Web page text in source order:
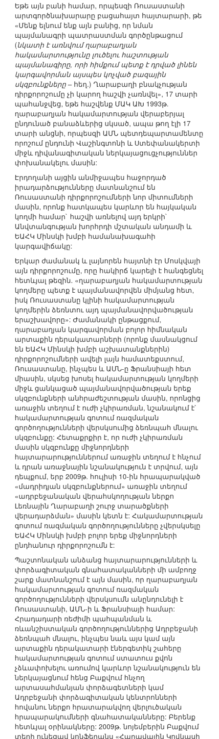
Եթե այն բանի համար, որպեսզի Ռուսաստանի
արտգործնախարարը բացահայտ հայտարարի, թե
«Մենք ելնում ենք այն բանից, որ նման
պայմանագրի պատրաստման գործընթացում
(նկատի է առնվում ղարաբաղյան
հակամարտությունը լուծելու հաշտության
պայմանագիրը, որի հիմքում պետք է դրված լինեն
կարգավորման այսպես կոչված բազային
սկզբունքները – հեղ.) Ղարաբաղի բնակչության
դիրքորոշումը չի կարող հաշվի չառնվել», 17 տարի
պահանջվեց, եթե հաշվենք ՄԱԿ ԱԽ 1993թ.
ղարաբաղյան հակամարտության վերաբերյալ
ընդունած բանաձևերից սկսած, ապա թող էլի 17
տարի անցնի, որպեսզի ԱՄՆ պետդեպարտամենտը
որոշում ընդունի Վաշինգտոնի և Ստեփանակերտի
միջև դիվանագիտական ներկայացուցչություններ
փոխանակելու մասին:
Էրդողանի այցին անմիջապես հաջորդած
իրադարձությունները մատնանշում են
Ռուսաստանի դիրքորոշումների նոր միտումների
մասին, որոնք հատկապես կարևոր են հայկական
կողմի համար` հաշվի առնելով այդ երկրի`
Անվտանգության խորհրդի մշտական անդամի և
ԵԱՀԿ Մինսկի խմբի համանախագահի
կարգավիճակը:
Երկար ժամանակ և լայնորեն հայտնի էր Մոսկվայի
այն դիրքորոշումը, որը հակիրճ կարելի է հանգեցնել
հետևյալ թեզին. «ղարաբաղյան հակամարտության
կողմերը պետք է պայմանավորվեն միմյանց հետ,
իսկ Ռուսաստանը կլինի հակամարտության
կողմերին ձեռնտու այդ պայմանավորվածության
երաշխավորը»: Ժամանակի ընթացքում,
ղարաբաղյան կարգավորման բոլոր հիմնական
արտաքին դերակատարների (որոնք մասնակցում
են ԵԱՀԿ Մինսկի խմբի աշխատանքներին)
դիրքորոշումների ավելի լայն համատեքստում,
Ռուսաստանը, ինչպես և ԱՄՆ-ը Ֆրանսիայի հետ
միասին, սկսեց խոսել հակամարտության կողմերի
միջև ցանկացած պայմանավորվածության երեք
սկզբունքների անհրաժեշտության մասին, որոնցից
առաջին տեղում է ուժի չկիրառման, նշանակում է`
հակամարտության գոտում ռազմական
գործողությունների վերսկսումից ձեռնպահ մնալու
սկզբունքը: Հետաքրքիր է, որ ուժի չկիրառման
մասին սկզբունքը միջնորդների
հայտարարություններում առաջին տեղում է հնչում
և դրան առաջնային նշանակություն է տրվում, այն
դեպքում, երբ 2009թ. հուլիսի 10-ին հրապարակված
«մադրիդյան սկզբունքներում» առաջին տեղում
«ադրբեջանական վերահսկողության ներքո
Լեռնային Ղարաբաղի շուրջ տարածքների
վերադարձման» մասին կետն է: Հակամարտության
գոտում ռազմական գործողությունները չվերսկսելը
ԵԱՀԿ Մինսկի խմբի բոլոր երեք միջնորդների
ընդհանուր դիրքորոշումն է:
Պաշտոնական անձանց հայտարարությունների և
փորձագիտական գնահատականների մի ամբողջ
շարք մատնանշում է այն մասին, որ ղարաբաղյան
հակամարտության գոտում ռազմական
գործողությունների վերսկսումն անընդունելի է
Ռուսաստանի, ԱՄՆ-ի և Ֆրանսիայի համար:
Հրադադարի ռեժիմի պահպանման և
ռևանշիստական գործողություններից Ադրբեջանի
ձեռնպահ մնալու, ինչպես նաև այս կամ այն
արտաքին դերակատարի էներգետիկ շահերը
հակամարտության գոտում ստատուս քվոն
չձևափոխելու առումով կարևոր նշանակություն են
ներկայացնում հենց Բաքվում հնչող
արտասահմանյան փորձագետների կամ
Ադրբեջանի փորձագիտական կենտրոնների
հովանու ներքո հրատարակվող վերլուծական
հրապարակումների գնահատականները: Բերենք
հետևյալ օրինակները: 2009թ. նոյեմբերին Բաքվում
տեղի ունեցավ կոնֆերանս «Հարավային Կովկասի